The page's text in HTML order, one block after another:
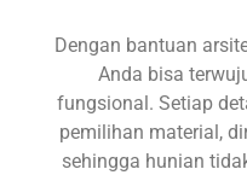
Dengan bantuan
Anda bisa
fungsional. Setiap
pemilihan material,
sehingga hunian